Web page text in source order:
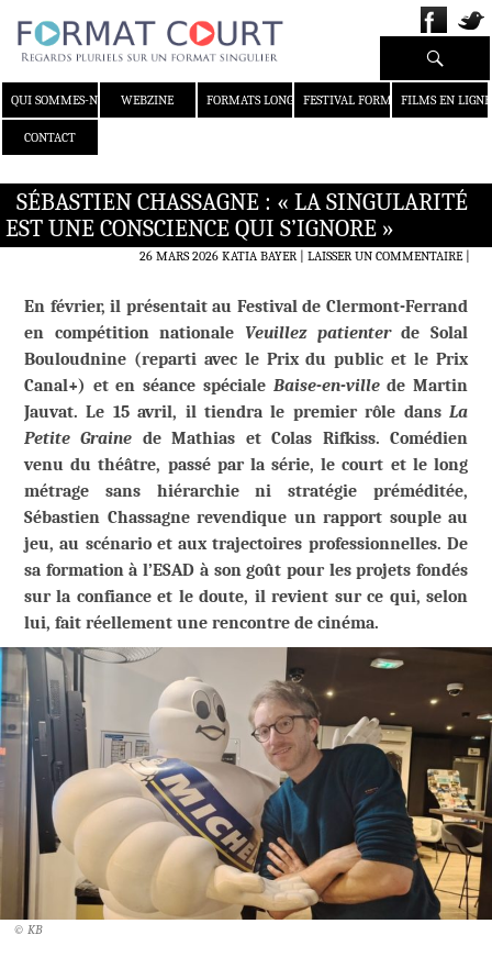
QUI SOMMES-NOUS ?WEBZINE FORMATS LONGS FESTIVAL FORMAT COURT
FILMS EN LIGNE
CONTACT
Recherche
SÉBASTIEN CHASSAGNE : « LA SINGULARITÉ
EST UNE CONSCIENCE QUI S’IGNORE »
26 MARS 2026 KATIA BAYER LAISSER UN COMMENTAIRE|
En février, il présentait au Festival de Clermont-Ferrand
en compétition nationale Veuillez patienterde Solal
Bouloudnine (reparti avec le Prix du public et le Prix
Canal+) et en séance spéciale Baise-en-villede Martin
Jauvat. Le 15 avril, il tiendra le premier rôle dans La
Petite Graine de Mathias et Colas Rifkiss.Comédien
venu du théâtre, passé par la série, le court et le long
métrage sans hiérarchie ni stratégie préméditée,
Sébastien Chassagne revendique un rapport souple au
jeu, au scénario et aux trajectoires professionnelles. De
sa formation à l’ESAD à son goût pour les projets fondés
sur la confiance et le doute, il revient sur ce qui, selon
lui, fait réellement une rencontre de cinéma.
© KB